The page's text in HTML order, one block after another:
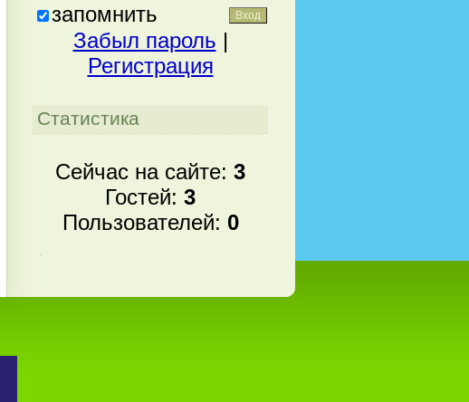
запомнить
Забыл пароль |
Регистрация
Статистика
Сейчас на сайте: 3
Гостей: 3
Пользователей: 0